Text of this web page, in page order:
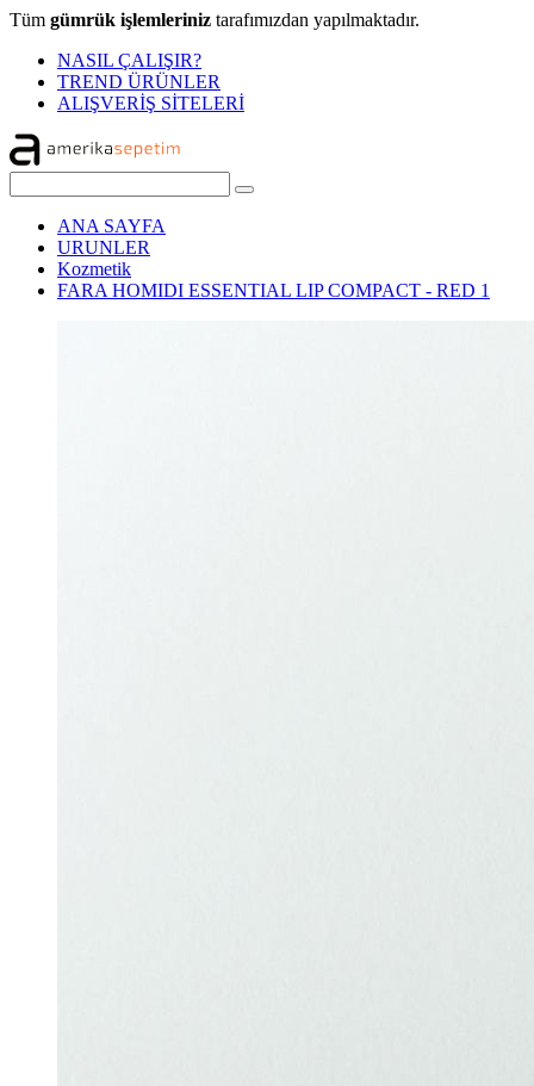
Tüm gümrük işlemleriniz tarafımızdan yapılmaktadır.
NASIL ÇALIŞIR?
TREND ÜRÜNLER
ALIŞVERİŞ SİTELERİ
ANA SAYFA
URUNLER
Kozmetik
FARA HOMIDI ESSENTIAL LIP COMPACT - RED 1